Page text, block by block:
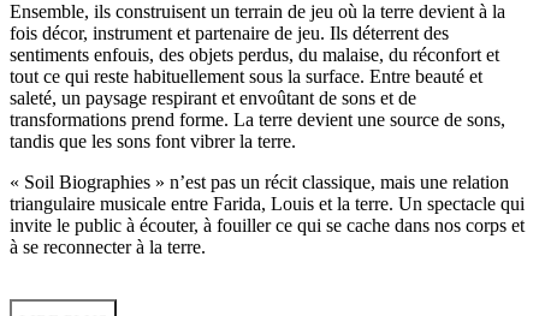
Ensemble, ils construisent un terrain de jeu où la terre devient à la
fois décor, instrument et partenaire de jeu. Ils déterrent des
sentiments enfouis, des objets perdus, du malaise, du réconfort et
tout ce qui reste habituellement sous la surface. Entre beauté et
saleté, un paysage respirant et envoûtant de sons et de
transformations prend forme. La terre devient une source de sons,
tandis que les sons font vibrer la terre.
« Soil Biographies » n’est pas un récit classique, mais une relation
triangulaire musicale entre Farida, Louis et la terre. Un spectacle qui
invite le public à écouter, à fouiller ce qui se cache dans nos corps et
à se reconnecter à la terre.